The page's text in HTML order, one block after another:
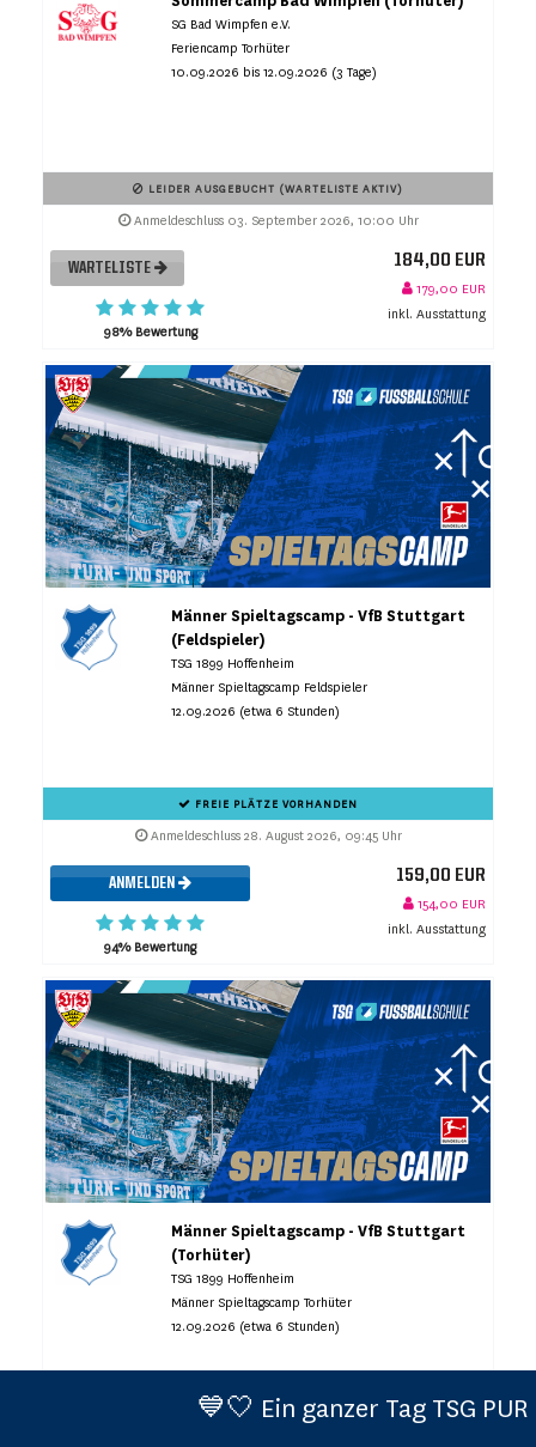
SG Bad Wimpfen e.V.
Feriencamp Torhüter
10.09.2026 bis 12.09.2026 (3 Tage)
LEIDER AUSGEBUCHT (WARTELISTE AKTIV)
Anmeldeschluss 03. September 2026, 10:00 Uhr
WARTELISTE
98% Bewertung
184,00 EUR
179,00 EUR
inkl. Ausstattung
Männer Spieltagscamp - VfB Stuttgart
(Feldspieler)
TSG 1899 Hoffenheim
Männer Spieltagscamp Feldspieler
12.09.2026 (etwa 6 Stunden)
FREIE PLÄTZE VORHANDEN
Anmeldeschluss 28. August 2026, 09:45 Uhr
ANMELDEN
94% Bewertung
159,00 EUR
154,00 EUR
inkl. Ausstattung
Männer Spieltagscamp - VfB Stuttgart
(Torhüter)
TSG 1899 Hoffenheim
Männer Spieltagscamp Torhüter
12.09.2026 (etwa 6 Stunden)
FREIE PLÄTZE VORHANDEN
💙🤍 Ein ganzer Tag TSG PUR 💙🤍